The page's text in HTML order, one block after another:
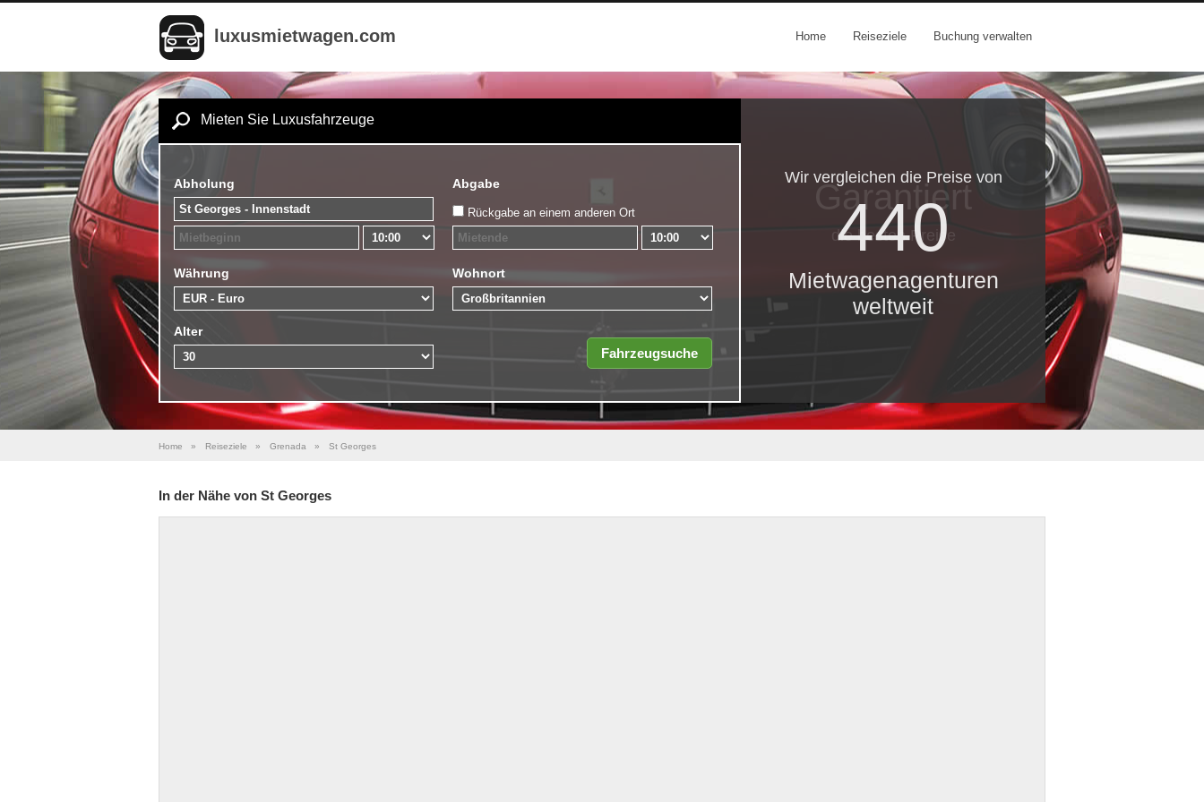
luxusmietwagen.com Home Reiseziele Buchung verwalten
Mieten Sie Luxusfahrzeuge
Abholung Abgabe
Rückgabe an einem anderen Ort
Währung Wohnort
Alter
Wir vergleichen die Preise von
440
Mietwagenagenturen
weltweit
Garantiert
die besten Preise
Home » Reiseziele » Grenada » St Georges
In der Nähe von St Georges